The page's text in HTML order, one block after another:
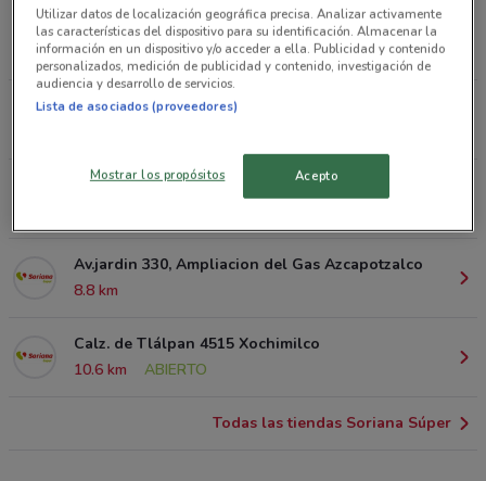
(cdmx)
781 m
ABIERTO
Av. Revolucion 169 Miguel Hidalgo
Águilas y Seijas 5 Miguel Hidalgo
Av.jardin 330, Ampliacion del Gas Azcapotzalco
8.8 km
Calz. de Tlálpan 4515 Xochimilco
10.6 km
ABIERTO
Todas las tiendas Soriana Súper
Utilizar datos de localización geográfica precisa. Analizar activamente
las características del dispositivo para su identificación. Almacenar la
información en un dispositivo y/o acceder a ella. Publicidad y contenido
personalizados, medición de publicidad y contenido, investigación de
audiencia y desarrollo de servicios.
Lista de asociados (proveedores)
Mostrar los propósitos Acepto